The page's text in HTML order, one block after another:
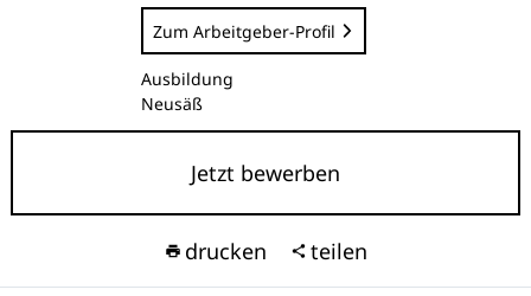
Zum Arbeitgeber-Profil
Ausbildung
Neusäß
Jetzt bewerben
drucken teilen